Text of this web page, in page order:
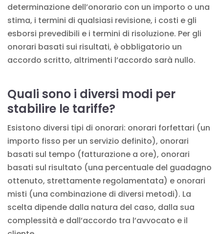
determinazione dell’onorario con un importo o una
stima, i termini di qualsiasi revisione, i costi e gli
esborsi prevedibili e i termini di risoluzione. Per gli
onorari basati sui risultati, è obbligatorio un
accordo scritto, altrimenti l’accordo sarà nullo.
Quali sono i diversi modi per
stabilire le tariffe?
Esistono diversi tipi di onorari: onorari forfettari (un
importo fisso per un servizio definito), onorari
basati sul tempo (fatturazione a ore), onorari
basati sul risultato (una percentuale del guadagno
ottenuto, strettamente regolamentata) e onorari
misti (una combinazione di diversi metodi). La
scelta dipende dalla natura del caso, dalla sua
complessità e dall’accordo tra l’avvocato e il